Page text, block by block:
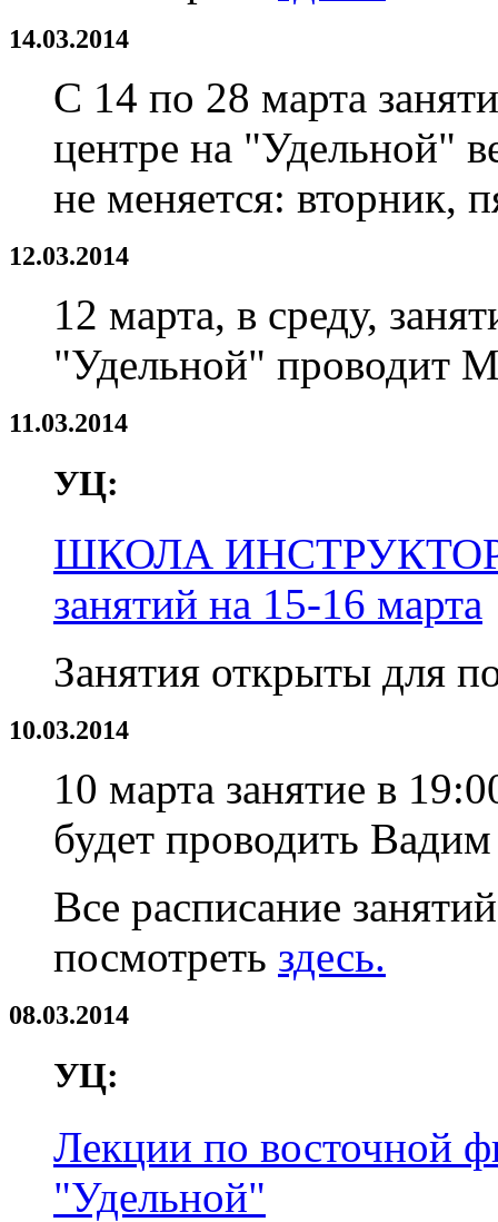
14.03.2014
С 14 по 28 марта
центре на "Удельной"
не меняется: вторник,
12.03.2014
12 марта, в среду,
"Удельной" проводит
11.03.2014
УЦ:
ШКОЛА
занятий на 15-16 марта
Занятия открыты для
10.03.2014
10 марта занятие в
будет проводить
Все расписание
посмотреть здесь.
08.03.2014
УЦ:
Лекции по восточной
"Удельной"